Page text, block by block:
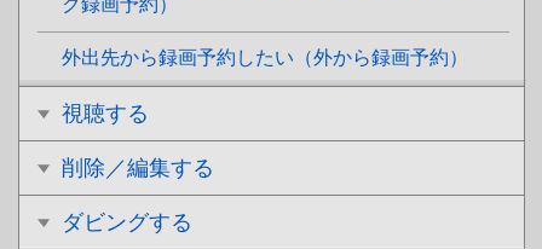
ク録画予約）
外出先から録画予約したい（外から録画予約）
視聴する
削除／編集する
ダビングする